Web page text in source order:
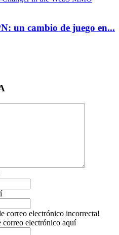
un cambio de juego en...
correo electrónico incorrecta!
correo electrónico aquí